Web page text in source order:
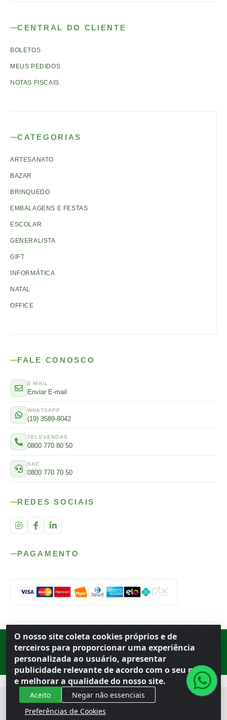
O nosso site coleta cookies próprios e de
terceiros para proporcionar uma experiência
personalizada ao usuário, apresentar
publicidade relevante de acordo com o seu perfil
e melhorar a qualidade do nosso site.
Aceito
Negar não essenciais
Preferências de Cookies
CENTRAL DO CLIENTE
BOLETOS
MEUS PEDIDOS
NOTAS FISCAIS
CATEGORIAS
ARTESANATO
BAZAR
BRINQUEDO
EMBALAGENS E FESTAS
ESCOLAR
GENERALISTA
GIFT
INFORMÁTICA
NATAL
OFFICE
FALE CONOSCO
E-MAIL
Enviar E-mail
WHATSAPP
(19) 3589-8042
TELEVENDAS
0800 770 80 50
SAC
0800 770 70 50
REDES SOCIAIS
PAGAMENTO
Rod. SP-215, s/n, km 98 — Área Rural Porto Ferreira ·BR
· CEP
· CNPJ 56.679.863/0001-91
© 2026 Atacado Ideal